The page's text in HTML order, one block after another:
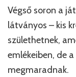
Végső soron a
látványos – kis
születhetnek,
emlékeiben, de
megmaradnak.